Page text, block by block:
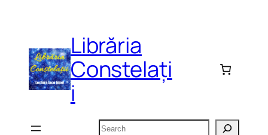
Librăria
Constelați
i
Search